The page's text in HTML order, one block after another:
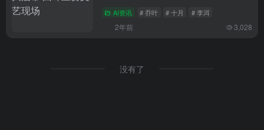
AI资讯 # 乔叶 # 十月 # 李洱
2年前 3,028
没有了